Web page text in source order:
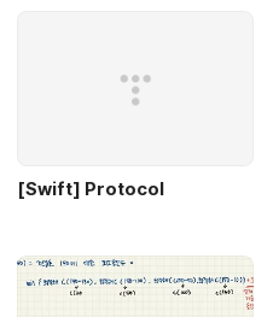
[Swift] Protocol